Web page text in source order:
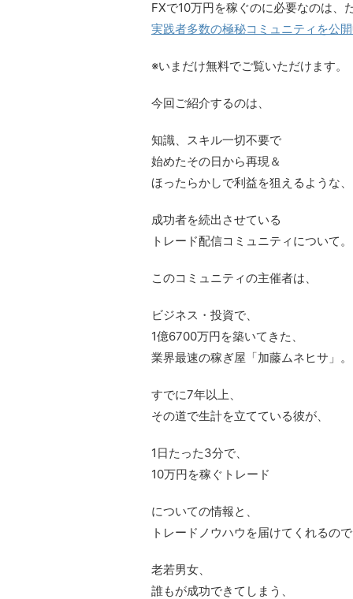
FXで10万円を稼ぐのに必要なのは、
実践者多数の極秘コミュニティを公開
※いまだけ無料でご覧いただけます。
今回ご紹介するのは、
知識、スキル一切不要で
始めたその日から再現＆
ほったらかしで利益を狙えるような、
成功者を続出させている
トレード配信コミュニティについて。
このコミュニティの主催者は、
ビジネス・投資で、
1億6700万円を築いてきた、
業界最速の稼ぎ屋「加藤ムネヒサ」。
すでに7年以上、
その道で生計を立てている彼が、
1日たった3分で、
10万円を稼ぐトレード
についての情報と、
トレードノウハウを届けてくれるので
老若男女、
誰もが成功できてしまう、